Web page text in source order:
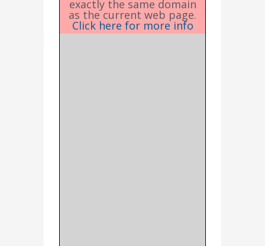
exactly the same domain
as the current web page.
Click here for more info